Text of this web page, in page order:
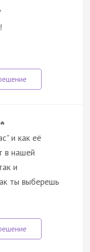
и как её
в нашей
и
ты выберешь